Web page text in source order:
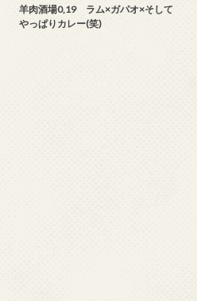
羊肉酒場0,19 ラム×ガパオ×そして
やっぱりカレー(笑)